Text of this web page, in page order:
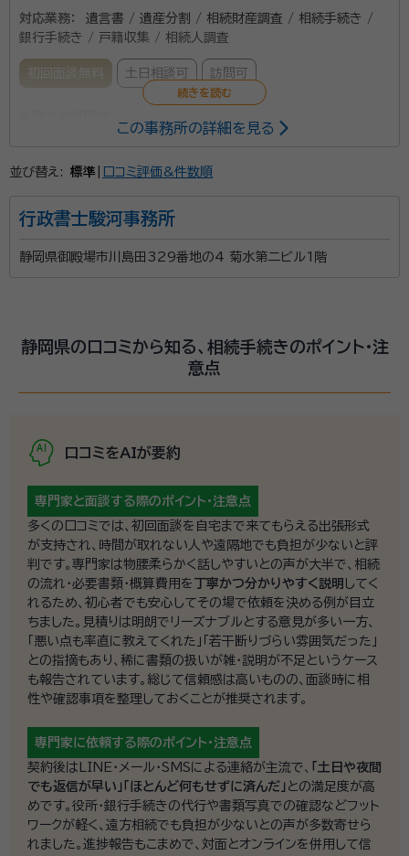
対応業務：
遺言書 / 遺産分割 / 相続財産調査 / 相続手続き /
銀行手続き / 戸籍収集 / 相続人調査
初回面談無料 土日相談可 訪問可
経歴：
・37年間の地方公務員としての豊かな各種職務経験 ・その間、議事
事務所での公共用地の取得業務などの定年後に開業16年経過
事務所口コミ（抜粋）：
account_circle 満足度 4.0
ご利用時期：2026/6
契約後の感想
素人質問にも丁寧に答えていただきました。分かりやすく、安心して任せ
る、街の法律専門家です。これまで金銭トラブルの相談
解決してきました。 羽佐田孔司行政書士の最大の特徴
は、「自宅で出来るおまかせ相続」です。直接ご自宅に訪
問して相続の相談に応じ、相続手続きの際に必要になる
役所や銀行への代行もおこないます。
資格等：行政書士
この事務所の詳細を見る
並び替え: 標準 口コミ評価&件数順
行政書士駿河事務所
静岡県御殿場市川島田329番地の4 菊水第二ビル1階
静岡県の口コミから知る、相続手続きのポイント・注
意点
口コミをAIが要約
専門家と面談する際のポイント・注意点
多くの口コミでは、初回面談を自宅まで来てもらえる出張形式
が支持され、時間が取れない人や遠隔地でも負担が少ないと評
判です。専門家は物腰柔らかく話しやすいとの声が大半で、相続
の流れ・必要書類・概算費用を 丁寧かつ分かりやすく説明 してく
れるため、初心者でも安心してその場で依頼を決める例が目立
ちました。見積りは明朗でリーズナブルとする意見が多い一方、
「悪い点も率直に教えてくれた」「若干断りづらい雰囲気だった」
との指摘もあり、稀に書類の扱いが雑・説明が不足というケース
も報告されています。総じて信頼感は高いものの、面談時に相
性や確認事項を整理しておくことが推奨されます。
専門家に依頼する際のポイント・注意点
契約後はLINE・メール・SMSによる連絡が主流で、 「土日や夜間
でも返信が早い」「ほとんど何もせずに済んだ」 との満足度が高
めです。役所・銀行手続きの代行や書類写真での確認などフット
ワークが軽く、遠方相続でも負担が少ないとの声が多数寄せら
れました。進捗報告もこまめで、対面とオンラインを併用して信